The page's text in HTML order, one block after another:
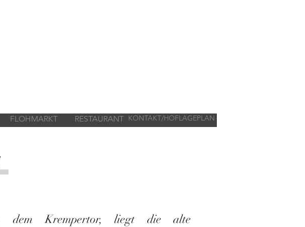
FLOHMARKT RESTAURANT KONTAKT/HOFLAGEPLAN
dem Krempertor, liegt die alte